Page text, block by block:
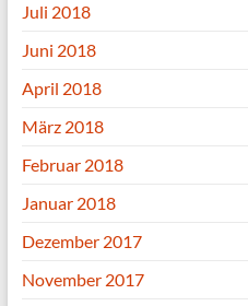
Juli 2018
Juni 2018
April 2018
März 2018
Februar 2018
Januar 2018
Dezember 2017
November 2017